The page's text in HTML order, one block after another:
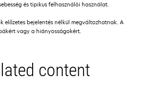
és tipikus felhasználói használat.
előzetes bejelentés nélkül megváltozhatnak. A
vagy a hiányosságokért.
content